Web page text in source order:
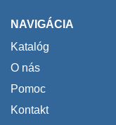
NAVIGÁCIA
Katalóg
O nás
Pomoc
Kontakt